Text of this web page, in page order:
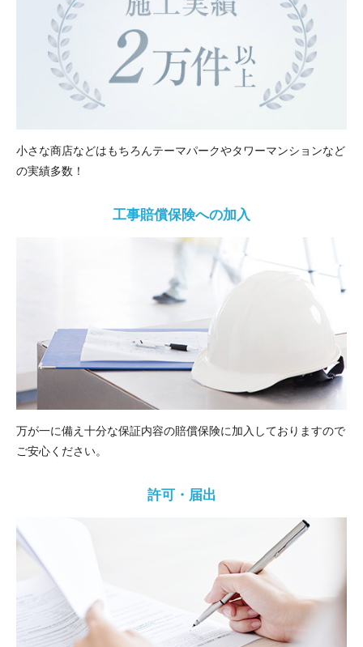
小さな商店などはもちろんテーマパークやタワーマンションなど
の実績多数！
工事賠償保険への加入
万が一に備え十分な保証内容の賠償保険に加入しておりますので
ご安心ください。
許可・届出